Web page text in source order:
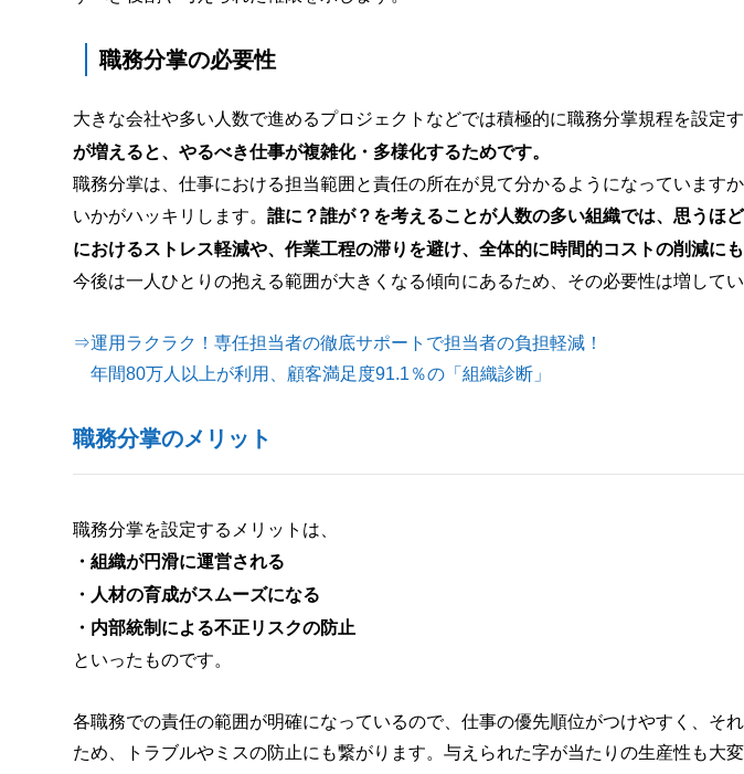
職務分掌の必要性
大きな会社や多い人数で進めるプロジェクトなどでは積極的に職務分掌規程を設定す
が増えると、やるべき仕事が複雑化・多様化するためです。
職務分掌は、仕事における担当範囲と責任の所在が見て分かるようになっています
いかがハッキリします。 誰に？誰が？を考えることが人数の多い組織では、思うほ
におけるストレス軽減や、作業工程の滞りを避け、全体的に時間的コストの削減にも
今後は一人ひとりの抱える範囲が大きくなる傾向にあるため、その必要性は増してい
⇒運用ラクラク！専任担当者の徹底サポートで担当者の負担軽減！
年間80万人以上が利用、顧客満足度91.1％の「組織診断」
職務分掌のメリット
職務分掌を設定するメリットは、
・組織が円滑に運営される
・人材の育成がスムーズになる
・内部統制による不正リスクの防止
といったものです。
各職務での責任の範囲が明確になっているので、仕事の優先順位がつけやすく、そ
ため、トラブルやミスの防止にも繋がります。与えられた字が当たりの生産性も大